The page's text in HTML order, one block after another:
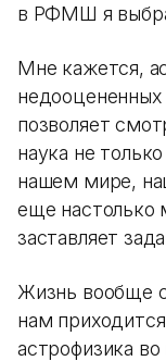
в РФМШ я
Мне кажется,
позволяет
наука не
нашем мире,
еще настолько
заставляет
Жизнь вообще
нам
астрофизика